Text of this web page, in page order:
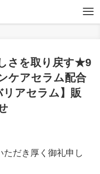
さを取り戻す★9
ケアセラム配合
リアセラム】販
だき厚く御礼申し